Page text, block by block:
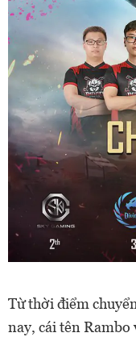
Từ thời điểm
nay, cái tên Rambo